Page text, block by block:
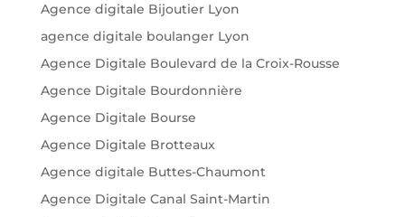
Agence digitale Bijoutier Lyon
agence digitale boulanger Lyon
Agence Digitale Boulevard de la Croix-Rousse
Agence Digitale Bourdonnière
Agence Digitale Bourse
Agence Digitale Brotteaux
Agence digitale Buttes-Chaumont
Agence Digitale Canal Saint-Martin